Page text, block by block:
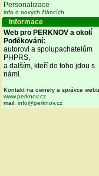
Personalizace
info o nových článcích
Informace
Web pro PERKNOV a okolí
Poděkování:
autorovi a spolupachatelům
PHPRS,
a dalším, kteří do toho jdou s
námi.
Kontakt na ownery a správce
www.perknov.cz
mail: info@perknov.cz